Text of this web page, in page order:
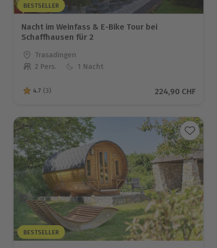
BESTSELLER
Nacht im Weinfass & E-Bike Tour bei
Schaffhausen für 2
Standort
Trasadingen
Anzahl der Teilnehmer
2 Pers. 1 Nacht
4.7 von 5 Sternen basierend auf 3 Bewertungen
4.7 (3) Aktueller Preis
224,90 CHF
BESTSELLER